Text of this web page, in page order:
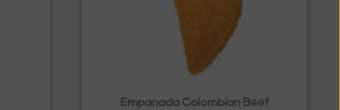
Empanada Colombian Beef